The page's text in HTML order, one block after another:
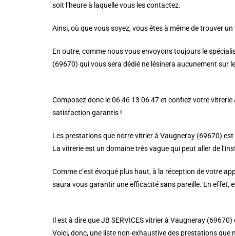
soit l’heure à laquelle vous les contactez.
Ainsi, où que vous soyez, vous êtes à même de trouver
En outre, comme nous vous envoyons toujours le
(69670) qui vous sera dédié ne lésinera aucunement sur
Composez donc le 06 46 13 06 47 et confiez votre
satisfaction garantis !
Les prestations que notre vitrier à Vaugneray (69670) est
La vitrerie est un domaine très vague qui peut aller de
Comme c’est évoqué plus haut, à la réception de votre
saura vous garantir une efficacité sans pareille. En effet,
Il est à dire que JB SERVICES vitrier à Vaugneray
Voici, donc, une liste non-exhaustive des prestations que